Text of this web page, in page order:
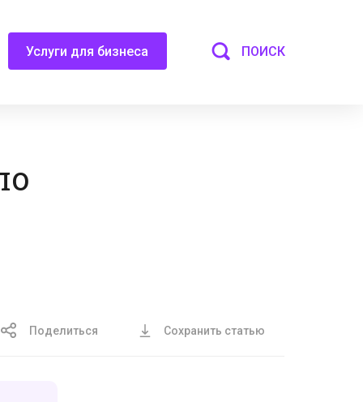
Услуги для бизнеса ПОИСК
Поделиться Сохранить статью